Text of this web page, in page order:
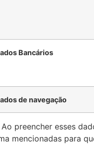
Bancários
de navegação
preencher esses
mencionadas para